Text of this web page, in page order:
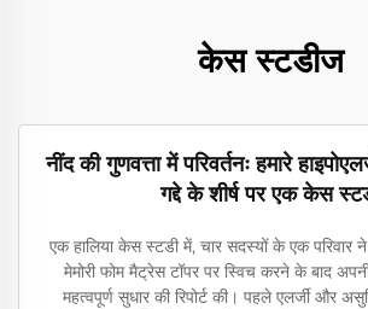
केस स्टडीज
नींद की गुणवत्ता में परिवर्तनः हमारे
गद्दे के शीर्ष पर एक केस
एक हालिया केस स्टडी में, चार सदस्यों के एक परिवार ने
मेमोरी फोम मैट्रेस टॉपर पर स्विच करने के बाद
महत्वपूर्ण सुधार की रिपोर्ट की। पहले एलर्जी और